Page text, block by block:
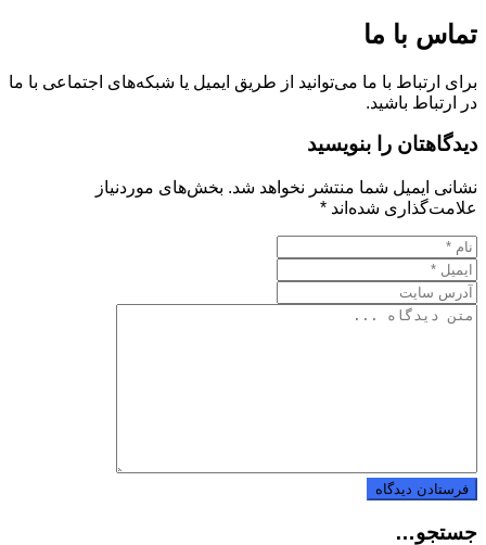
تماس با ما
برای ارتباط با ما می‌توانید از طریق ایمیل یا شبکه‌های اجتماعی با ما
در ارتباط باشید.
دیدگاهتان را بنویسید
نشانی ایمیل شما منتشر نخواهد شد. بخش‌های موردنیاز
علامت‌گذاری شده‌اند *
جستجو…